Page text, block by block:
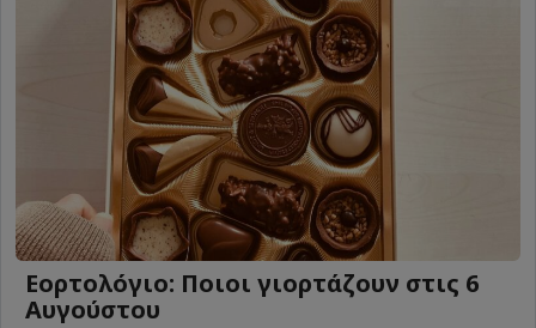
Εορτολόγιο: Ποιοι γιορτάζουν στις 6
Αυγούστου